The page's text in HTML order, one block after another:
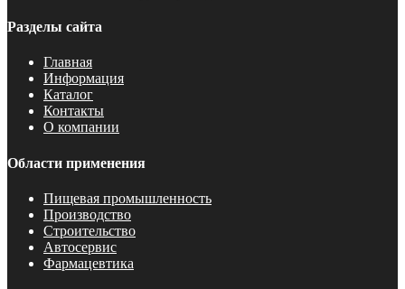
Разделы сайта
Главная
Информация
Каталог
Контакты
О компании
Области применения
Пищевая промышленность
Производство
Строительство
Автосервис
Фармацевтика